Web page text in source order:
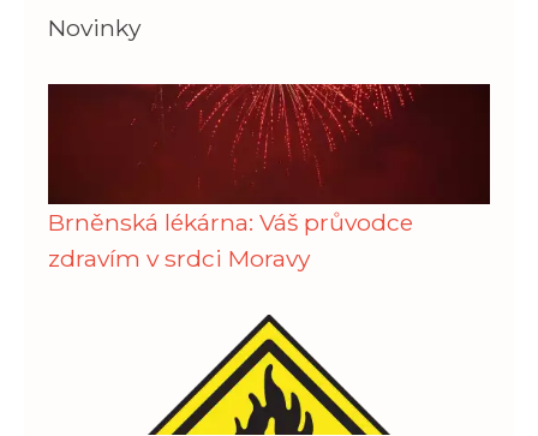
Novinky
Brněnská lékárna: Váš průvodce
zdravím v srdci Moravy